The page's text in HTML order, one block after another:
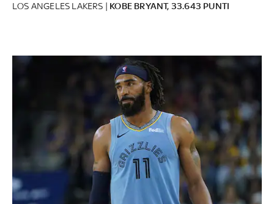
LOS ANGELES LAKERS | KOBE BRYANT, 33.643 PUNTI